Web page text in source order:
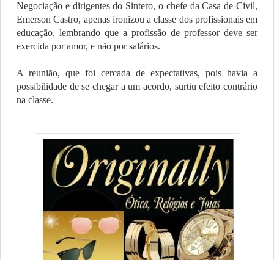
Negociação e dirigentes do Sintero, o chefe da Casa de Civil,
Emerson Castro, apenas ironizou a classe dos profissionais em
educação, lembrando que a profissão de professor deve ser
exercida por amor, e não por salários.
A reunião, que foi cercada de expectativas, pois havia a
possibilidade de se chegar a um acordo, surtiu efeito contrário
na classe.